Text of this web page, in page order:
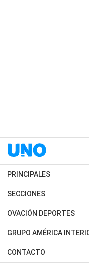
PRINCIPALES
Últimas Noticias
Política
Judiciales
SECCIONES
Horóscopo
Motores
Trucos caseros
OVACIÓN DEPORTES
Fútbol
Mundial
Automovilismo
GRUPO AMÉRICA
Canal 7 en Vivo
CONTACTO